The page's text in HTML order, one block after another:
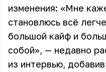
изменения: «Мне
становлюсь всё
большой кайф и
собой», — недавно
из интервью,